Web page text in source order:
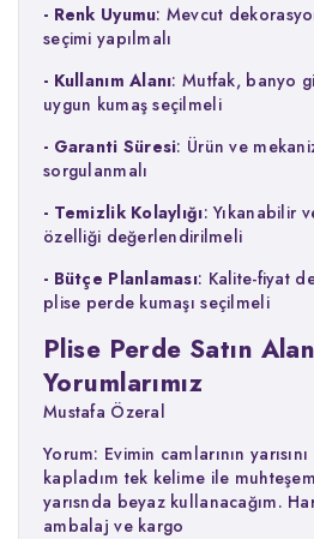
- Renk Uyumu: Mevcut
seçimi yapılmalı
- Kullanım Alanı: Mutfak, banyo
uygun kumaş seçilmeli
- Garanti Süresi: Ürün ve
sorgulanmalı
- Temizlik Kolaylığı: Yıkanabilir
özelliği değerlendirilmeli
- Bütçe Planlaması: Kalite-fiyat
plise perde kumaşı seçilmeli
Plise Perde Satın
Yorumlarımız
Mustafa Özeral
Yorum: Evimin camlarının
kapladım tek kelime ile
yarısnda beyaz kullanacağım.
ambalaj ve kargo